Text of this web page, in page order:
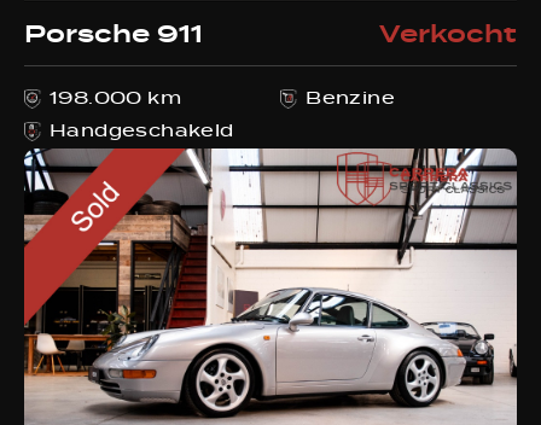
Porsche 911 Verkocht
198.000 km
Benzine
Handgeschakeld